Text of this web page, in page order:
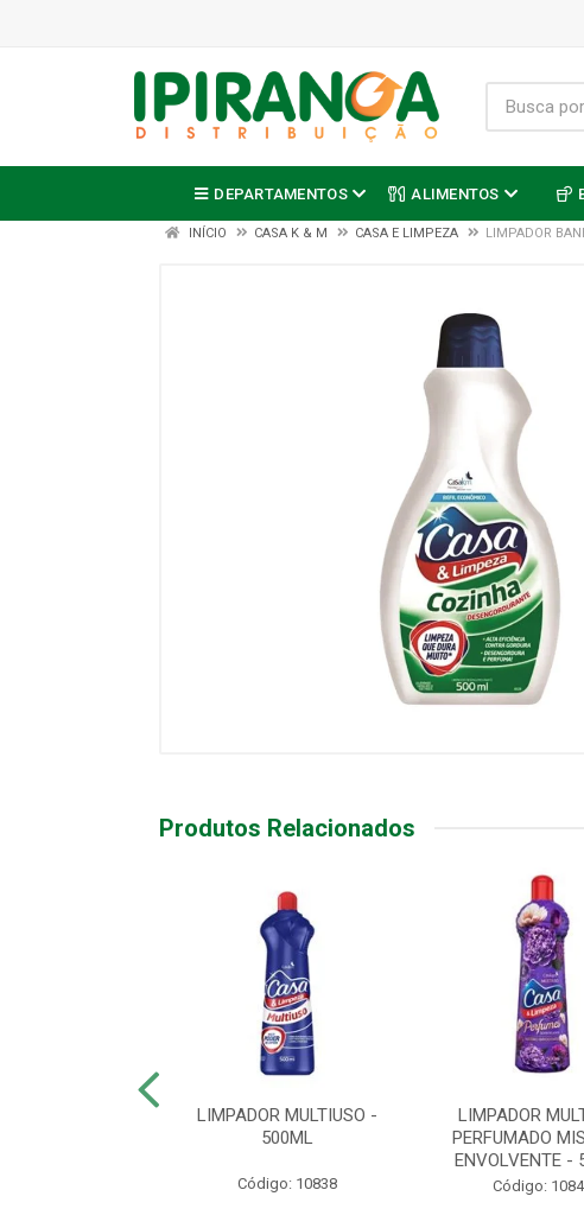
DEPARTAMENTOS ALIMENTOS
INÍCIO CASA K & M CASA E LIMPEZA LIMPADOR
Produtos Relacionados
LIMPADOR MULTIUSO -
500ML
Código: 10838
LIMPADOR
PERFUMADO
ENVOLVENTE -
Código: